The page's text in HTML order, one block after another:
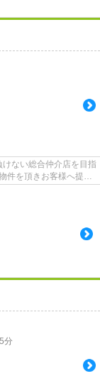
ない総合仲介店を目指
件を頂きお客様へ提供
分